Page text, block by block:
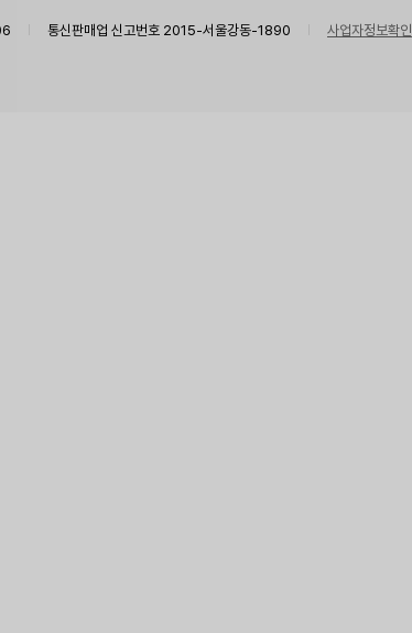
통신판매업 신고번호 2015-서울강동-1890 사업자정보확인